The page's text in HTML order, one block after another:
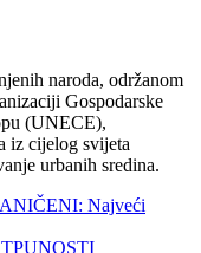
naroda, održanom
Gospodarske
(UNECE),
iz cijelog svijeta
urbanih sredina.
Najveći